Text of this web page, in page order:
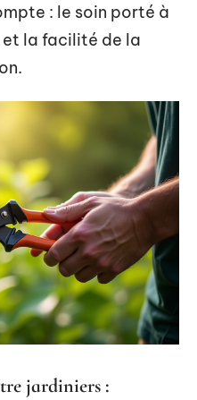
: le soin porté à
et la facilité de la
jardiniers :